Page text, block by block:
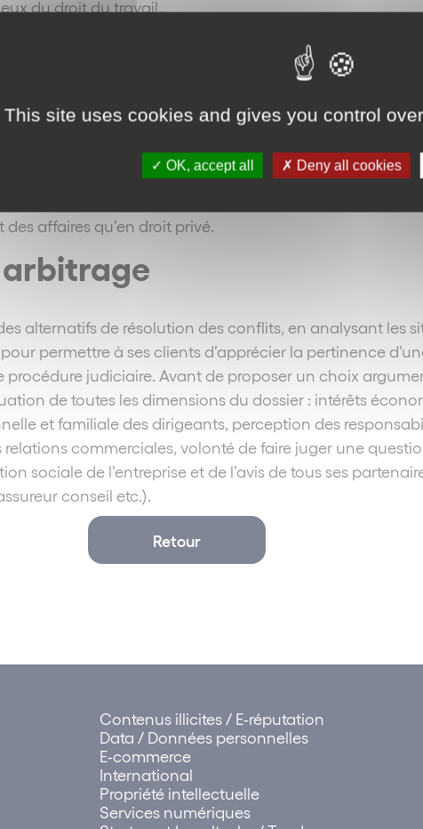
du droit du travail…
contrats spéciaux, responsabilité civile et
biens, droit immobilier et de la construction, droit des
: divorce, procédures après divorce, régimes
et fiscalité patrimoniales…
de proposer et de rechercher des solutions
comme mission de privilégier dans certaines situations
affaires qu’en droit privé.
alternatifs de résolution des conflits, en analysant les
permettre à ses clients d’apprécier la pertinence
judiciaire. Avant de proposer un choix
de toutes les dimensions du dossier : intérêts
et familiale des dirigeants, perception des
commerciales, volonté de faire juger une
sociale de l’entreprise et de l’avis de tous ses
conseil etc.).
Retour
Contenus illicites / E-réputation
Data / Données personnelles
E-commerce
International
Propriété intellectuelle
Services numériques
This site uses cookies and gives you control
OK, accept all Deny all cookies